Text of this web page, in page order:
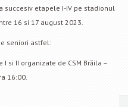
succesiv etapele I-IV pe stadionul
16 si 17 august 2023.
seniori astfel:
I si II organizate de CSM Brăila –
16:00.